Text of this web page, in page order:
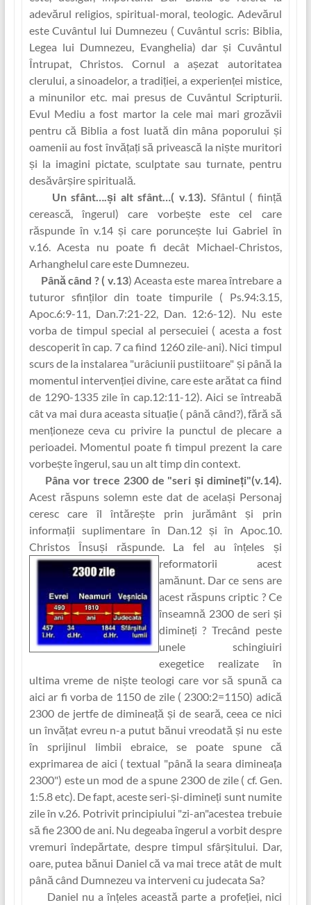
adevărul religios, spiritual-moral, teologic. Adevărul
este Cuvântul lui Dumnezeu ( Cuvântul scris: Biblia,
Legea lui Dumnezeu, Evanghelia) dar și Cuvântul
Întrupat, Christos. Cornul a așezat autoritatea
clerului, a sinoadelor, a tradi‏ției, a experien‏ței mistice,
a minunilor etc. mai presus de Cuvântul Scripturii.
Evul Mediu a fost martor la cele mai mari grozăvii
pentru că Biblia a fost luată din mâna poporului și
oamenii au fost învă‏țaț‏i să privească la niște muritori
și la imagini pictate, sculptate sau turnate, pentru
desăvârșire spirituală.
Un sfânt….și alt sfânt…( v.13). Sfântul ( ființ‏ă
cerească, îngerul) care vorbește este cel care
răspunde în v.14 și care poruncește lui Gabriel în
v.16. Acesta nu poate fi decât Michael-Christos,
Arhanghelul care este Dumnezeu.
Până când ? ( v.13) Aceasta este marea întrebare a
tuturor sfin‏ților din toate timpurile ( Ps.94:3.15,
Apoc.6:9-11, Dan.7:21-22, Dan. 12:6-12). Nu este
vorba de timpul special al persecu‏iei ( acesta a fost
descoperit în cap. 7 ca fiind 1260 zile-ani). Nici timpul
scurs de la instalarea "urâciunii pustiitoare" și până la
momentul interven‏ției divine, care este arătat ca fiind
de 1290-1335 zile în cap.12:11-12). Aici se întreabă
cât va mai dura aceasta situa‏ție ( până când?), fără să
menț‏ioneze ceva cu privire la punctul de plecare a
perioadei. Momentul poate fi timpul prezent la care
vorbește îngerul, sau un alt timp din context.
Pâna vor trece 2300 de "seri și dimineț‏i"(v.14).
Acest răspuns solemn este dat de același Personaj
ceresc care îl întărește prin jurământ și prin
informaț‏ii suplimentare în Dan.12 și în Apoc.10.
Christos Însuși răspunde. La fel au înț‏eles și
reformatorii acest
amănunt. Dar ce sens are
acest răspuns criptic ? Ce
înseamnă 2300 de seri și
dimineț‏i ? Trecând peste
unele schingiuiri
exegetice realizate în
ultima vreme de niște teologi care vor să spună ca
aici ar fi vorba de 1150 de zile ( 2300:2=1150) adică
2300 de jertfe de dimineaț‏ă și de seară, ceea ce nici
un învăț‏at evreu n-a putut bănui vreodată și nu este
în sprijinul limbii ebraice, se poate spune că
exprimarea de aici ( textual "până la seara dimineaț‏a
2300") este un mod de a spune 2300 de zile ( cf. Gen.
1:5.8 etc). De fapt, aceste seri-și-dimineț‏i sunt numite
zile în v.26. Potrivit principiului "zi-an"acestea trebuie
să fie 2300 de ani. Nu degeaba îngerul a vorbit despre
vremuri îndepărtate, despre timpul sfârșitului. Dar,
oare, putea bănui Daniel că va mai trece atât de mult
până când Dumnezeu va interveni cu judecata Sa?
Daniel nu a în‏țeles această parte a profeț‏iei, nici